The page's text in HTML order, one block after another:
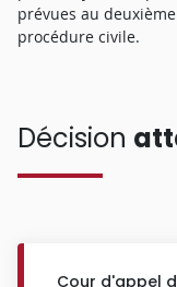
prévues au
procédure civile.
Décision
Cour d'appel